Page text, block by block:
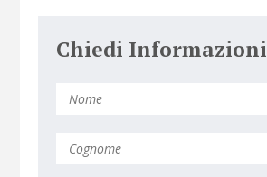
Chiedi Informazioni